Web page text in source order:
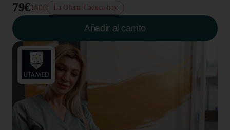
79€150€ La Oferta Caduca hoy
Añadir al carrito